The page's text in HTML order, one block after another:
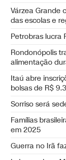
Várzea Grande
das escolas e
Petrobras lucra
Rondonópolis
alimentação
Itaú abre
bolsas de R$
Sorriso será
Famílias
em 2025
Guerra no Irã